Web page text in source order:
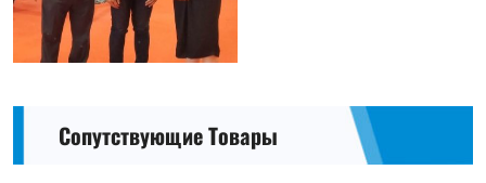
Сопутствующие Товары